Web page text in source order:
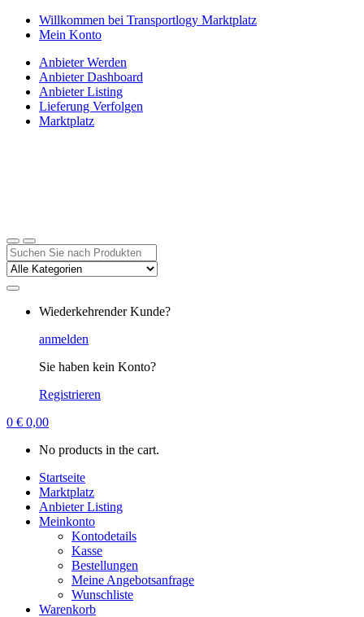
Navigation
Zum
Inhalt
Willkommen bei Transportlogy Marktplatz
Mein Konto
Anbieter Werden
Anbieter Dashboard
Anbieter Listing
Lieferung Verfolgen
Marktplatz
Suchen
nach:
Wiederkehrender Kunde?
anmelden
Sie haben kein Konto?
Registrieren
0 € 0,00
No products in the cart.
Startseite
Marktplatz
Anbieter Listing
Meinkonto
Kontodetails
Kasse
Bestellungen
Meine Angebotsanfrage
Wunschliste
Warenkorb